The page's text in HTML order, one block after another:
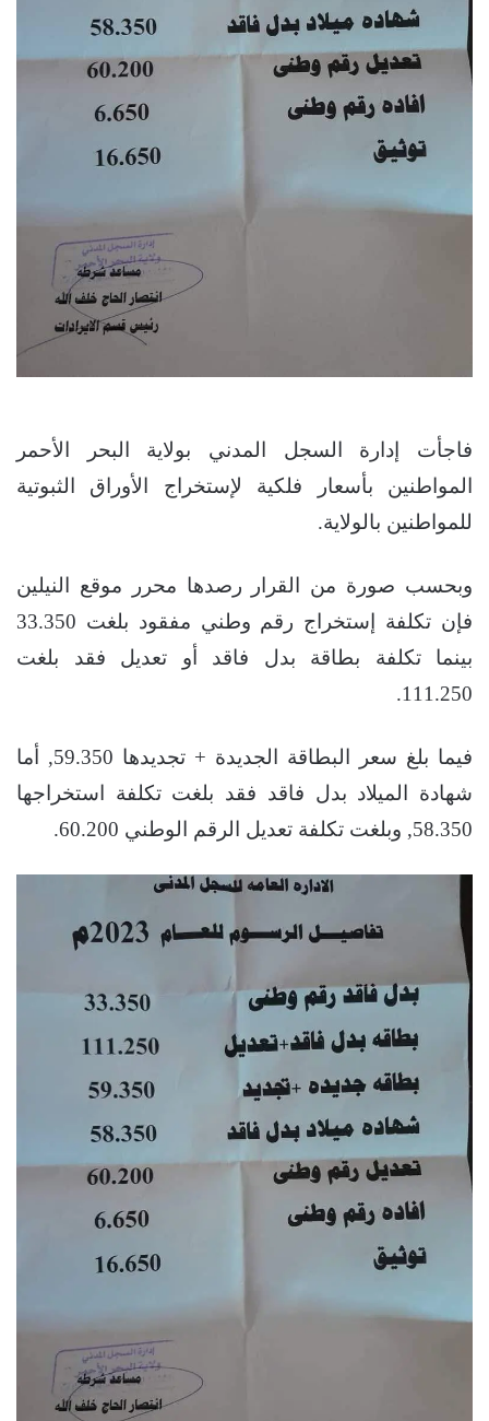
فاجأت إدارة السجل المدني بولاية البحر الأحمر
المواطنين بأسعار فلكية لإستخراج الأوراق الثبوتية
للمواطنين بالولاية.
وبحسب صورة من القرار رصدها محرر موقع النيلين
فإن تكلفة إستخراج رقم وطني مفقود بلغت 33.350
بينما تكلفة بطاقة بدل فاقد أو تعديل فقد بلغت
111.250.
فيما بلغ سعر البطاقة الجديدة + تجديدها 59.350, أما
شهادة الميلاد بدل فاقد فقد بلغت تكلفة استخراجها
58.350, وبلغت تكلفة تعديل الرقم الوطني 60.200.